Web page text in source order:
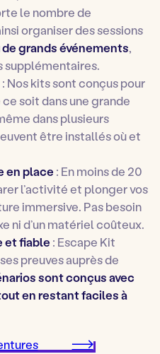
le nombre de
organiser des sessions
de grands événements,
supplémentaires.
: Nos kits sont conçus pour
soit dans une grande
dans plusieurs
être installés où et
en place : En moins de 20
l’activité et plonger vos
immersive. Pas besoin
ni d’un matériel coûteux.
et fiable : Escape Kit
preuves auprès de
sont conçus avec
en restant faciles à